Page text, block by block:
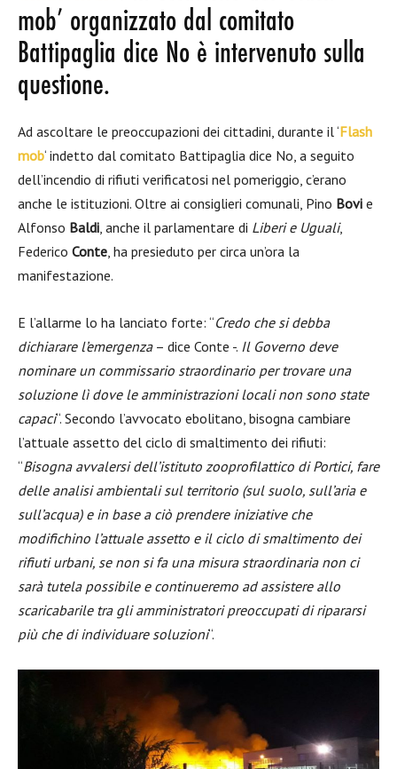
mob’ organizzato dal comitato
Battipaglia dice No è intervenuto sulla
questione.
Ad ascoltare le preoccupazioni dei cittadini, durante il ‘Flash
mob‘ indetto dal comitato Battipaglia dice No, a seguito
dell’incendio di rifiuti verificatosi nel pomeriggio, c’erano
anche le istituzioni. Oltre ai consiglieri comunali, Pino Bovi e
Alfonso Baldi, anche il parlamentare di Liberi e Uguali,
Federico Conte, ha presieduto per circa un’ora la
manifestazione.
E l’allarme lo ha lanciato forte: “Credo che si debba
dichiarare l’emergenza– dice Conte -. Il Governo deve
nominare un commissario straordinario per trovare una
soluzione lì dove le amministrazioni locali non sono state
capaci“. Secondo l’avvocato ebolitano, bisogna cambiare
l’attuale assetto del ciclo di smaltimento dei rifiuti:
“Bisogna avvalersi dell’istituto zooprofilattico di Portici, fare
delle analisi ambientali sul territorio (sul suolo, sull’aria e
sull’acqua) e in base a ciò prendere iniziative che
modifichino l’attuale assetto e il ciclo di smaltimento dei
rifiuti urbani, se non si fa una misura straordinaria non ci
sarà tutela possibile e continueremo ad assistere allo
scaricabarile tra gli amministratori preoccupati di ripararsi
più che di individuare soluzioni“.